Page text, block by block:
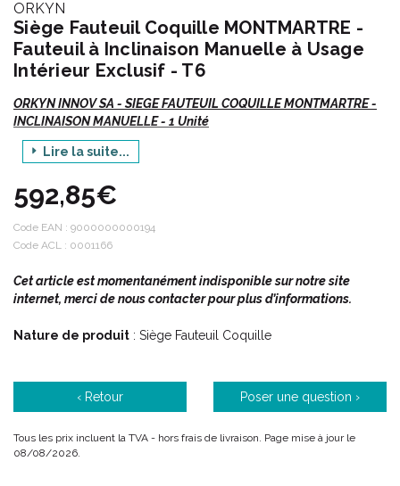
ORKYN
Siège Fauteuil Coquille MONTMARTRE -
Fauteuil à Inclinaison Manuelle à Usage
Intérieur Exclusif - T6
ORKYN INNOV SA - SIEGE FAUTEUIL COQUILLE MONTMARTRE -
INCLINAISON MANUELLE - 1 Unité
Vte/R/D
Adapté aux patients présentant une impossibilité à se
maintenir en position assise sans un soutien.
Classe I (Titre I Chapitre II) est destiné aux patients présentant
une impossibilité à se maintenir en position assise sans un
Lire la suite...
592,85€
Code EAN : 9000000000194
Code ACL : 0001166
Cet article est momentanément indisponible sur notre site
internet, merci de nous contacter pour plus d’informations.
Nature de produit : Siège Fauteuil Coquille
‹ Retour Poser une question ›
Tous les prix incluent la TVA - hors frais de livraison. Page mise à jour le
08/08/2026.